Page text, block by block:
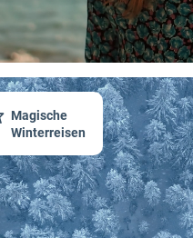
Magische
Winterreisen